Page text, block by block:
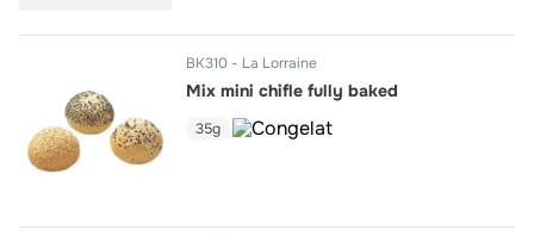
BK310 La Lorraine
Mix mini chifle fully baked
35g